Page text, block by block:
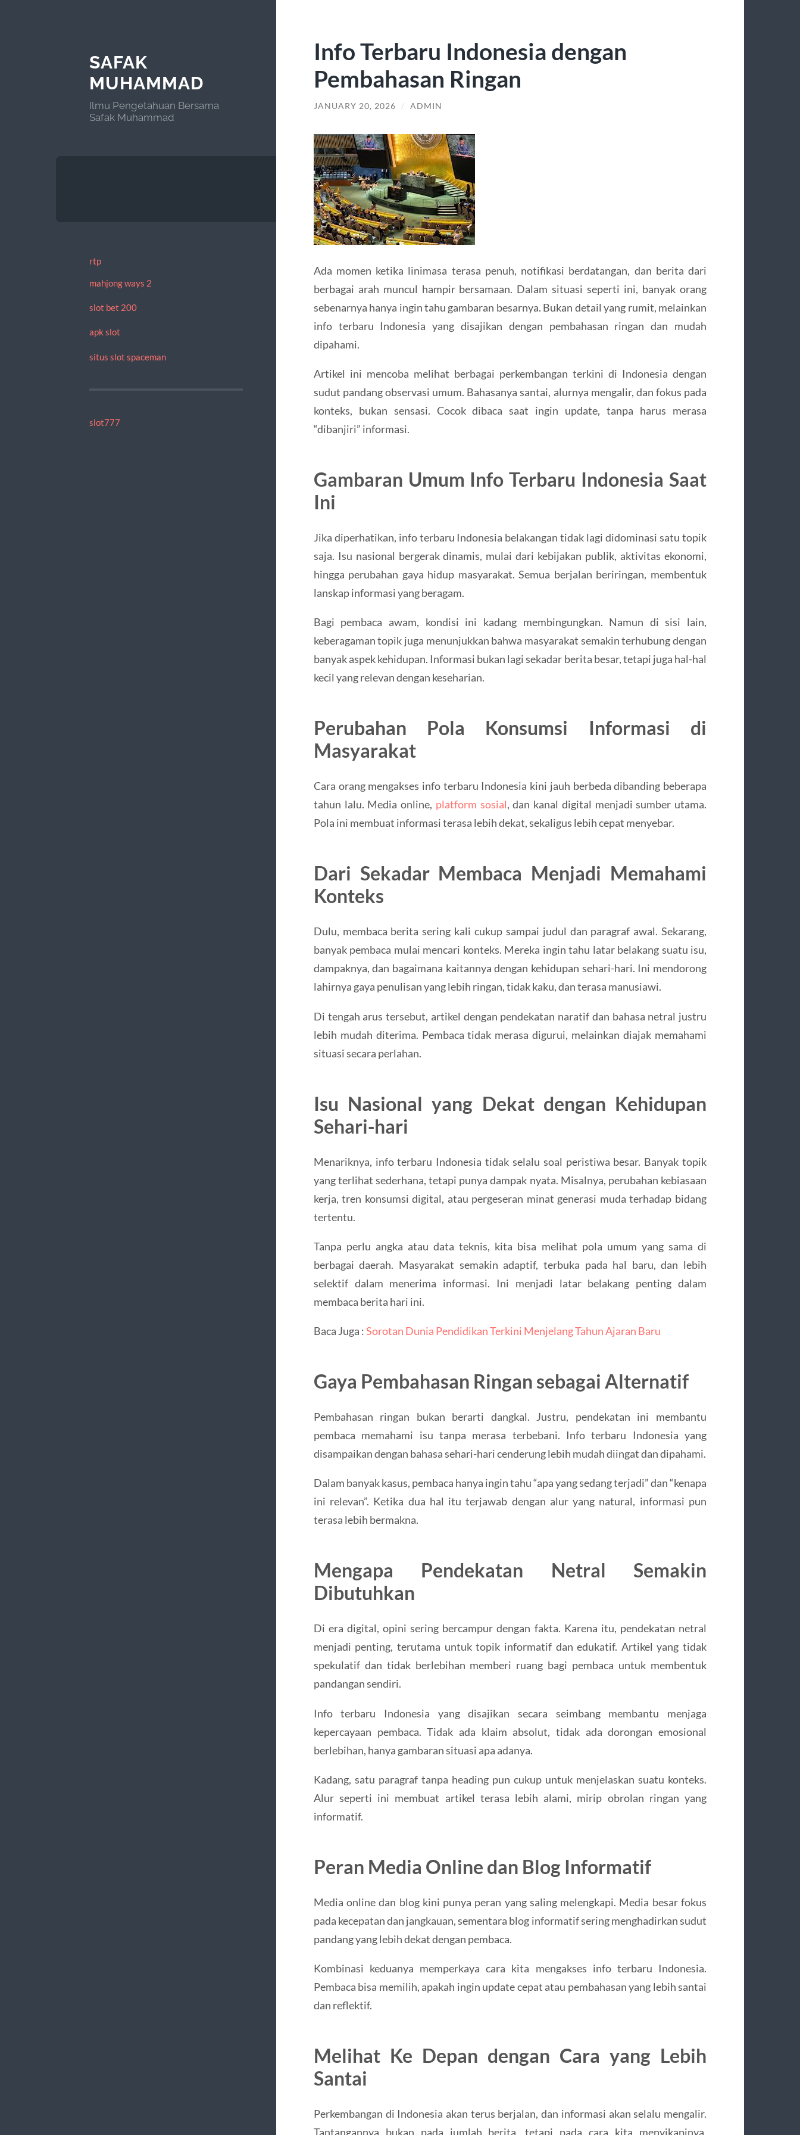
SAFAK
MUHAMMAD
Ilmu Pengetahuan Bersama
Safak Muhammad
rtp
mahjong ways 2
slot bet 200
apk slot
situs slot spaceman
slot777
Info Terbaru Indonesia dengan
Pembahasan Ringan
JANUARY 20, 2026 / ADMIN
Ada momen ketika linimasa terasa penuh, notifikasi berdatangan, dan berita dari
berbagai arah muncul hampir bersamaan. Dalam situasi seperti ini, banyak orang
sebenarnya hanya ingin tahu gambaran besarnya. Bukan detail yang rumit, melainkan
info terbaru Indonesia yang disajikan dengan pembahasan ringan dan mudah
dipahami.
Artikel ini mencoba melihat berbagai perkembangan terkini di Indonesia dengan
sudut pandang observasi umum. Bahasanya santai, alurnya mengalir, dan fokus pada
konteks, bukan sensasi. Cocok dibaca saat ingin update, tanpa harus merasa
“dibanjiri” informasi.
Gambaran Umum Info Terbaru Indonesia Saat
Ini
Jika diperhatikan, info terbaru Indonesia belakangan tidak lagi didominasi satu topik
saja. Isu nasional bergerak dinamis, mulai dari kebijakan publik, aktivitas ekonomi,
hingga perubahan gaya hidup masyarakat. Semua berjalan beriringan, membentuk
lanskap informasi yang beragam.
Bagi pembaca awam, kondisi ini kadang membingungkan. Namun di sisi lain,
keberagaman topik juga menunjukkan bahwa masyarakat semakin terhubung dengan
banyak aspek kehidupan. Informasi bukan lagi sekadar berita besar, tetapi juga hal-hal
kecil yang relevan dengan keseharian.
Perubahan Pola Konsumsi Informasi di
Masyarakat
Cara orang mengakses info terbaru Indonesia kini jauh berbeda dibanding beberapa
tahun lalu. Media online, platform sosial, dan kanal digital menjadi sumber utama.
Pola ini membuat informasi terasa lebih dekat, sekaligus lebih cepat menyebar.
Dari Sekadar Membaca Menjadi Memahami
Konteks
Dulu, membaca berita sering kali cukup sampai judul dan paragraf awal. Sekarang,
banyak pembaca mulai mencari konteks. Mereka ingin tahu latar belakang suatu isu,
dampaknya, dan bagaimana kaitannya dengan kehidupan sehari-hari. Ini mendorong
lahirnya gaya penulisan yang lebih ringan, tidak kaku, dan terasa manusiawi.
Di tengah arus tersebut, artikel dengan pendekatan naratif dan bahasa netral justru
lebih mudah diterima. Pembaca tidak merasa digurui, melainkan diajak memahami
situasi secara perlahan.
Isu Nasional yang Dekat dengan Kehidupan
Sehari-hari
Menariknya, info terbaru Indonesia tidak selalu soal peristiwa besar. Banyak topik
yang terlihat sederhana, tetapi punya dampak nyata. Misalnya, perubahan kebiasaan
kerja, tren konsumsi digital, atau pergeseran minat generasi muda terhadap bidang
tertentu.
Tanpa perlu angka atau data teknis, kita bisa melihat pola umum yang sama di
berbagai daerah. Masyarakat semakin adaptif, terbuka pada hal baru, dan lebih
selektif dalam menerima informasi. Ini menjadi latar belakang penting dalam
membaca berita hari ini.
Baca Juga :Sorotan Dunia Pendidikan Terkini Menjelang Tahun Ajaran Baru
Gaya Pembahasan Ringan sebagai Alternatif
Pembahasan ringan bukan berarti dangkal. Justru, pendekatan ini membantu
pembaca memahami isu tanpa merasa terbebani. Info terbaru Indonesia yang
disampaikan dengan bahasa sehari-hari cenderung lebih mudah diingat dan dipahami.
Dalam banyak kasus, pembaca hanya ingin tahu “apa yang sedang terjadi” dan “kenapa
ini relevan”. Ketika dua hal itu terjawab dengan alur yang natural, informasi pun
terasa lebih bermakna.
Mengapa Pendekatan Netral Semakin
Dibutuhkan
Di era digital, opini sering bercampur dengan fakta. Karena itu, pendekatan netral
menjadi penting, terutama untuk topik informatif dan edukatif. Artikel yang tidak
spekulatif dan tidak berlebihan memberi ruang bagi pembaca untuk membentuk
pandangan sendiri.
Info terbaru Indonesia yang disajikan secara seimbang membantu menjaga
kepercayaan pembaca. Tidak ada klaim absolut, tidak ada dorongan emosional
berlebihan, hanya gambaran situasi apa adanya.
Kadang, satu paragraf tanpa heading pun cukup untuk menjelaskan suatu konteks.
Alur seperti ini membuat artikel terasa lebih alami, mirip obrolan ringan yang
informatif.
Peran Media Online dan Blog Informatif
Media online dan blog kini punya peran yang saling melengkapi. Media besar fokus
pada kecepatan dan jangkauan, sementara blog informatif sering menghadirkan sudut
pandang yang lebih dekat dengan pembaca.
Kombinasi keduanya memperkaya cara kita mengakses info terbaru Indonesia.
Pembaca bisa memilih, apakah ingin update cepat atau pembahasan yang lebih santai
dan reflektif.
Melihat Ke Depan dengan Cara yang Lebih
Santai
Perkembangan di Indonesia akan terus berjalan, dan informasi akan selalu mengalir.
Tantangannya bukan pada jumlah berita, tetapi pada cara kita menyikapinya.